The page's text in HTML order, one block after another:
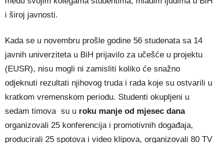
i široj javnosti.
Kada se u novembru prošle godine 56 studenata sa 14
javnih univerziteta u BiH prijavilo za učešće u projektu
(EUSR), nisu mogli ni zamisliti koliko će snažno
odjeknuti rezultati njihovog truda i rada koje su ostvarili u
kratkom vremenskom periodu. Studenti okupljeni u
sedam timova su u roku manje od mjesec dana
organizovali 25 konferencija i promotivnih događaja,
producirali 25 spotova i video klipova, organizovali 80 TV